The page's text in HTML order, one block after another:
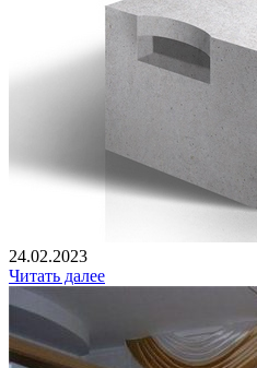
24.02.2023
Читать далее